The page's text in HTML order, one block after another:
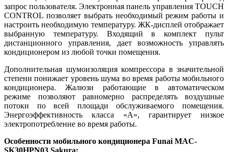
запрос пользователя. Электронная панель управления TOUCH
CONTROL позволяет выбрать необходимый режим работы и
настроить необходимую температуру. ЖК-дисплей отображает
выбранную температуру. Входящий в комплект пульт
дистанционного управления, дает возможность управлять
кондиционером из любой точки помещения.
Дополнительная шумоизоляция компрессора в значительной
степени понижает уровень шума во время работы мобильного
кондиционера. Жалюзи работающие в автоматическом
режиме позволяют равномерно распределять воздушные
потоки по всей площади обслуживаемого помещения.
Энергоэффективность класса «А», гарантирует низкое
электропотребление во время работы.
Особенности мобильного кондиционера Funai MAC-
SK30HPN03 Sakura: